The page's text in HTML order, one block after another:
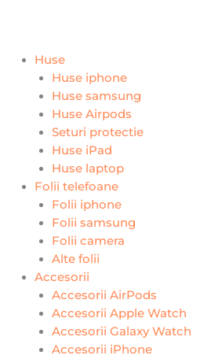
Huse
Huse iphone
Huse samsung
Huse Airpods
Seturi protectie
Huse iPad
Huse laptop
Folii telefoane
Folii iphone
Folii samsung
Folii camera
Alte folii
Accesorii
Accesorii AirPods
Accesorii Apple Watch
Accesorii Galaxy Watch
Accesorii iPhone